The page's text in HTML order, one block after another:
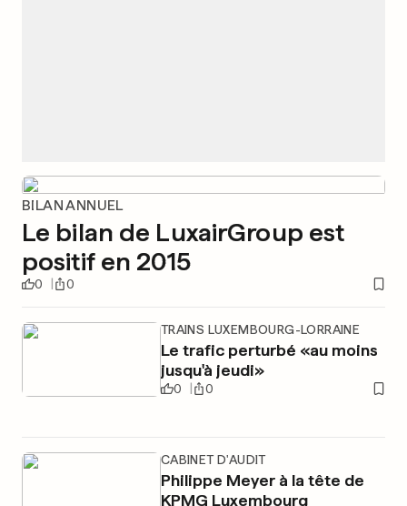
BILAN ANNUEL
Le bilan de LuxairGroup est
positif en 2015
0 0
TRAINS LUXEMBOURG-LORRAINE
Le trafic perturbé «au moins
jusqu'à jeudi»
0 0
CABINET D'AUDIT
Philippe Meyer à la tête de
KPMG Luxembourg